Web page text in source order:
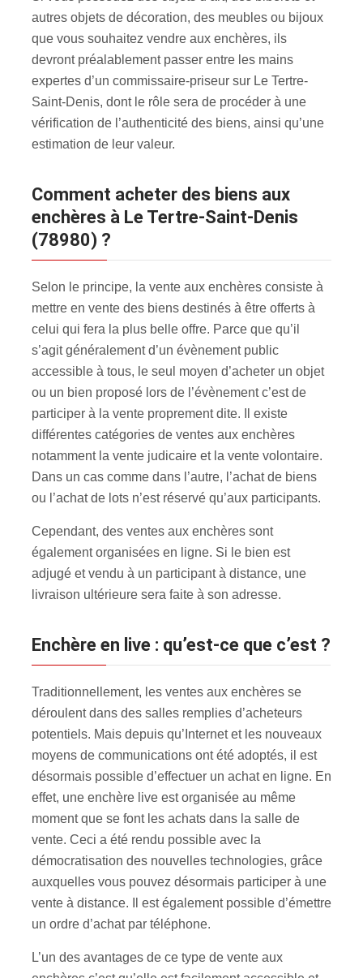
autres objets de décoration, des meubles ou bijoux
que vous souhaitez vendre aux enchères, ils
devront préalablement passer entre les mains
expertes d’un commissaire-priseur sur Le Tertre-
Saint-Denis, dont le rôle sera de procéder à une
vérification de l’authenticité des biens, ainsi qu’une
estimation de leur valeur.
Comment acheter des biens aux
enchères à Le Tertre-Saint-Denis
(78980) ?
Selon le principe, la vente aux enchères consiste à
mettre en vente des biens destinés à être offerts à
celui qui fera la plus belle offre. Parce que qu’il
s’agit généralement d’un évènement public
accessible à tous, le seul moyen d’acheter un objet
ou un bien proposé lors de l’évènement c’est de
participer à la vente proprement dite. Il existe
différentes catégories de ventes aux enchères
notamment la vente judicaire et la vente volontaire.
Dans un cas comme dans l’autre, l’achat de biens
ou l’achat de lots n’est réservé qu’aux participants.
Cependant, des ventes aux enchères sont
également organisées en ligne. Si le bien est
adjugé et vendu à un participant à distance, une
livraison ultérieure sera faite à son adresse.
Enchère en live : qu’est-ce que c’est ?
Traditionnellement, les ventes aux enchères se
déroulent dans des salles remplies d’acheteurs
potentiels. Mais depuis qu’Internet et les nouveaux
moyens de communications ont été adoptés, il est
désormais possible d’effectuer un achat en ligne. En
effet, une enchère live est organisée au même
moment que se font les achats dans la salle de
vente. Ceci a été rendu possible avec la
démocratisation des nouvelles technologies, grâce
auxquelles vous pouvez désormais participer à une
vente à distance. Il est également possible d’émettre
un ordre d’achat par téléphone.
L’un des avantages de ce type de vente aux